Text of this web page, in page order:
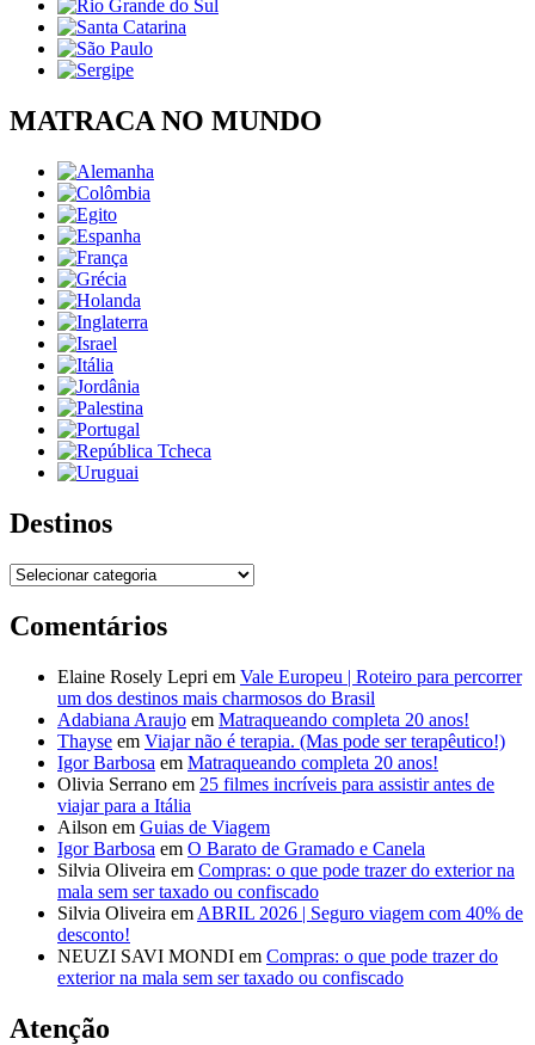
MATRACA NO MUNDO
Destinos
Destinos
Comentários
Elaine Rosely Lepri em Vale Europeu | Roteiro para percorrer
um dos destinos mais charmosos do Brasil
Adabiana Araujo em Matraqueando completa 20 anos!
Thayse em Viajar não é terapia. (Mas pode ser terapêutico!)
Igor Barbosa em Matraqueando completa 20 anos!
Olivia Serrano em 25 filmes incríveis para assistir antes de
viajar para a Itália
Ailson em Guias de Viagem
Igor Barbosa em O Barato de Gramado e Canela
Silvia Oliveira em Compras: o que pode trazer do exterior na
mala sem ser taxado ou confiscado
Silvia Oliveira em ABRIL 2026 | Seguro viagem com 40% de
desconto!
NEUZI SAVI MONDI em Compras: o que pode trazer do
exterior na mala sem ser taxado ou confiscado
Atenção